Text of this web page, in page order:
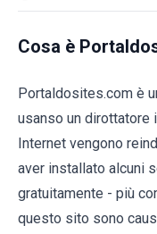
Cosa è
Portaldosites.com è
usanso un dirottatore
Internet vengono
aver installato alcuni
gratuitamente - più
questo sito sono